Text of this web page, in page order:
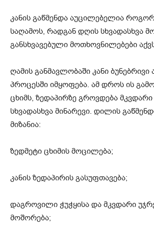
კანის გაწმენდა აუცილებელია
საღამოს, რადგან დღის სხვადასხვა
განსხვავებული მოთხოვნილებები
ღამის განმავლობაში კანი ბუნებრივი
პროცესში იმყოფება. ამ დროს ის
ცხიმს, ზედაპირზე გროვდება
სხვადასხვა მინარევი. დილის
მიზანია:
ზედმეტი ცხიმის მოცილება;
კანის ზედაპირის გასუფთავება;
დაგროვილი ჭუჭყისა და მკვდარი
მოშორება;